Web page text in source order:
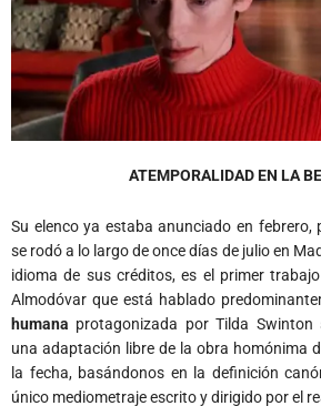
ATEMPORALIDAD EN LA
Su elenco ya estaba anunciado en febrero,
se rodó a lo largo de once días de julio en
idioma de sus créditos, es el primer
Almodóvar que está hablado
humana protagonizada por Tilda
una adaptación libre de la obra homónima
la fecha, basándonos en la definición
único mediometraje escrito y dirigido por el